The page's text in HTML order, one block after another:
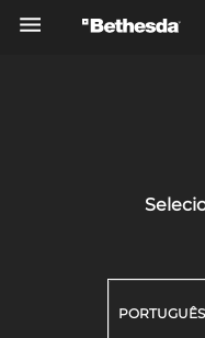
PORTUGUÊS